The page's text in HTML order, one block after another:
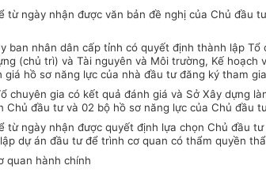
từ ngày nhận được văn bản đề nghị của Chủ
ban nhân dân cấp tỉnh có quyết định thành lập
(chủ trì) và Tài nguyên và Môi trường, Kế
giá hồ sơ năng lực của nhà đầu tư đăng ký tham
chuyên gia có kết quả đánh giá và Sở Xây dựng
Chủ đầu tư và 02 bộ hồ sơ năng lực của Chủ
từ ngày nhận được quyết định lựa chọn Chủ đầu
dự án đầu tư để trình cơ quan có thẩm quyền
quan hành chính